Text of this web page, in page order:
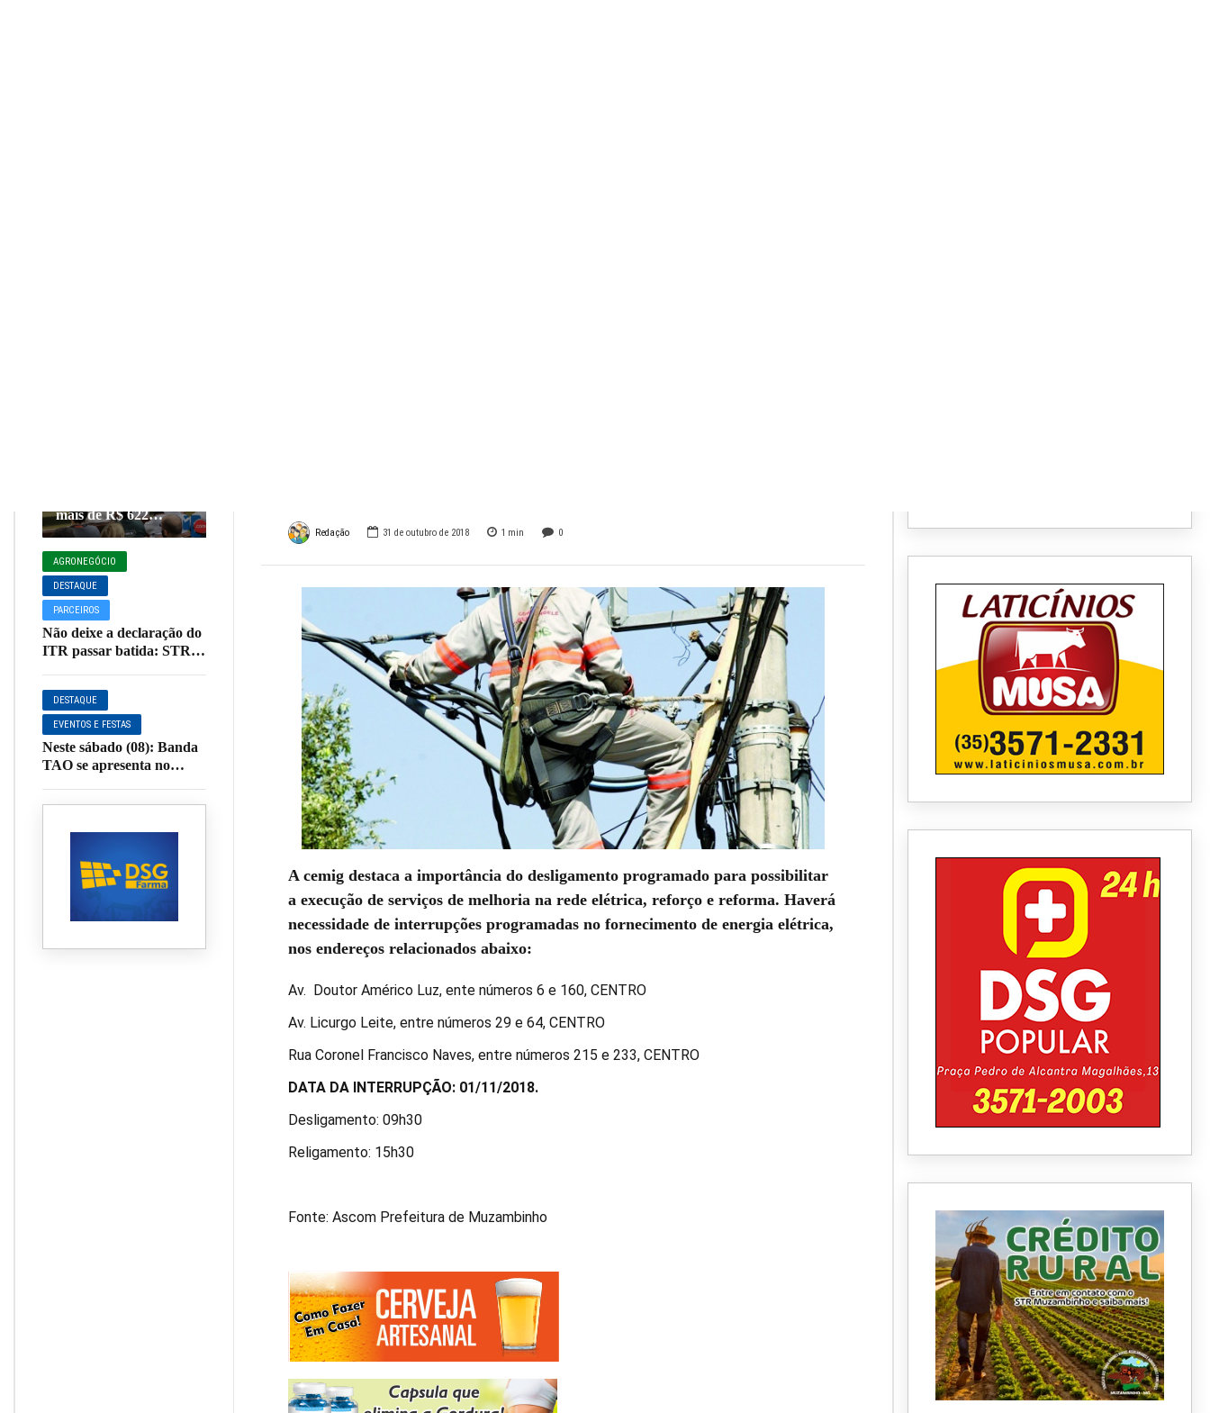
mais de R$ 622
milhões aos
cooperados em
decisão histórica
sobre o Funrural
AGRONEGÓCIO
DESTAQUE
PARCEIROS
Não deixe a declaração do
ITR passar batida: STR
produtores sobre o prazo
de entrega
DESTAQUE
EVENTOS E FESTAS
Neste sábado (08): Banda
TAO se apresenta no
Família em Muzambinho
Redação 31 de outubro de 2018 1 min 0
A cemig destaca a importância do desligamento programado para possibilitar
a execução de serviços de melhoria na rede elétrica, reforço e reforma. Haverá
necessidade de interrupções programadas no fornecimento de energia elétrica,
nos endereços relacionados abaixo:
Av. Doutor Américo Luz, ente números 6 e 160, CENTRO
Av. Licurgo Leite, entre números 29 e 64, CENTRO
Rua Coronel Francisco Naves, entre números 215 e 233, CENTRO
DATA DA INTERRUPÇÃO: 01/11/2018.
Desligamento: 09h30
Religamento: 15h30
Fonte: Ascom Prefeitura de Muzambinho